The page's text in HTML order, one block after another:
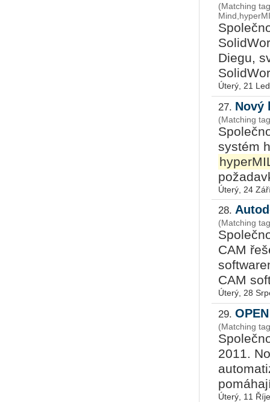
(Matching
Diegu,
Úterý, 21
27. Nový
(Matching
systém
Úterý, 24
28.
(Matching
CAM
CAM
Úterý, 28
29.
(Matching
2011.
Úterý, 11